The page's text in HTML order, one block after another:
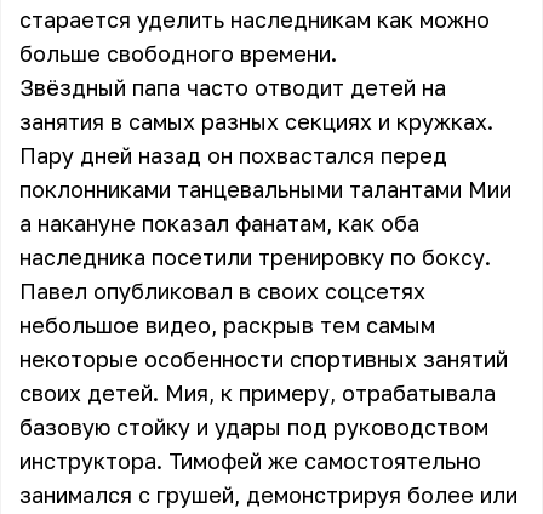
старается уделить наследникам как можно
больше свободного времени.
Звёздный папа часто отводит детей на
занятия в самых разных секциях и кружках.
Пару дней назад он похвастался перед
поклонниками танцевальными талантами Мии
а накануне показал фанатам, как оба
наследника посетили тренировку по боксу.
Павел опубликовал в своих соцсетях
небольшое видео, раскрыв тем самым
некоторые особенности спортивных занятий
своих детей. Мия, к примеру, отрабатывала
базовую стойку и удары под руководством
инструктора. Тимофей же самостоятельно
занимался с грушей, демонстрируя более или